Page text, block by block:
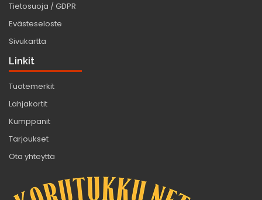
Tietosuoja / GDPR
Evästeseloste
Sivukartta
Linkit
Tuotemerkit
Lahjakortit
Kumppanit
Tarjoukset
Ota yhteyttä